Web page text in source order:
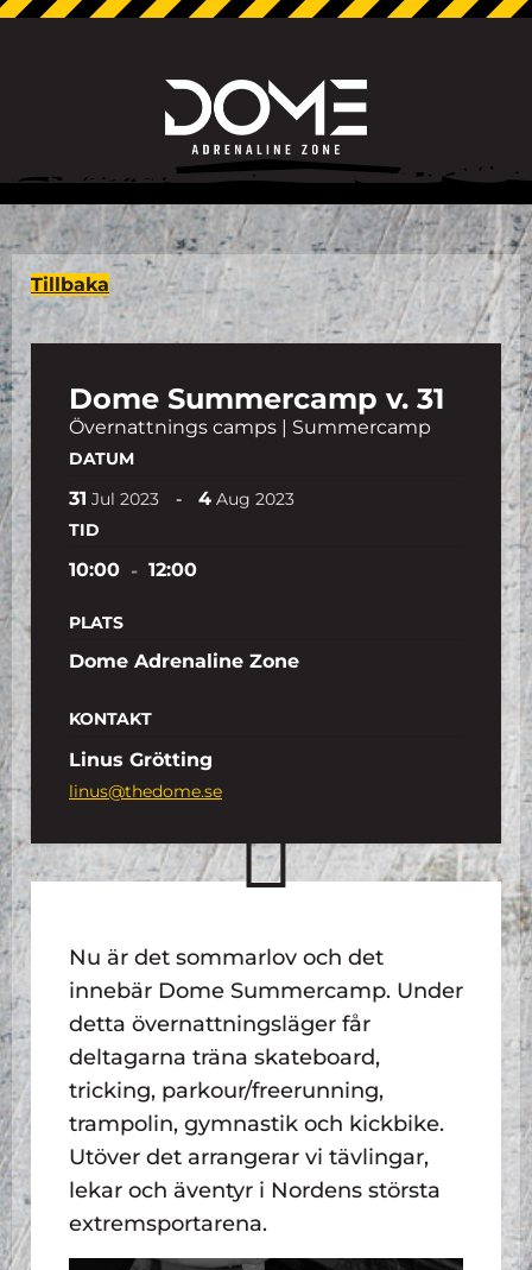
Tillbaka
Dome Summercamp v. 31
Övernattnings camps | Summercamp
DATUM
31 Jul 2023 - 4 Aug 2023
TID
10:00 - 12:00
PLATS
Dome Adrenaline Zone
KONTAKT
Linus Grötting
linus@thedome.se
Nu är det sommarlov och det
innebär Dome Summercamp. Under
detta övernattningsläger får
deltagarna träna skateboard,
tricking, parkour/freerunning,
trampolin, gymnastik och kickbike.
Utöver det arrangerar vi tävlingar,
lekar och äventyr i Nordens största
extremsportarena.